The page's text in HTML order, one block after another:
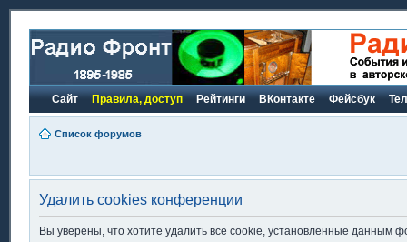
Сайт Правила, доступ Рейтинги ВКонтакте Фейсбук
Список форумов
Удалить cookies конференции
Вы уверены, что хотите удалить все cookie, установленные данным